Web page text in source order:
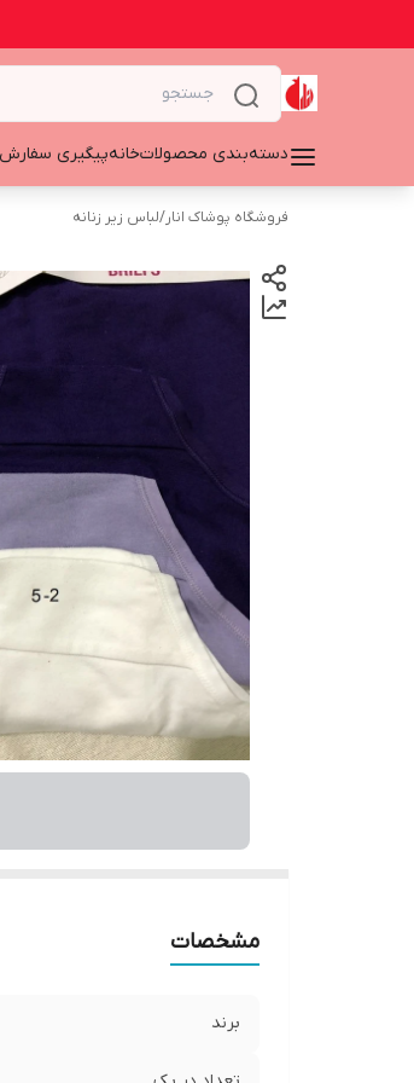
دسته‌بندی محصولاتخانهپیگیری سفارش
فروشگاه پوشاک انار/لباس زیر زنانه
مشخصات
برند